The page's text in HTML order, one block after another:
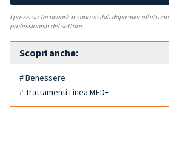
I prezzi su Tecniwork.it sono visibili dopo aver
professionisti del settore.
Scopri anche:
# Benessere
# Trattamenti Linea MED+